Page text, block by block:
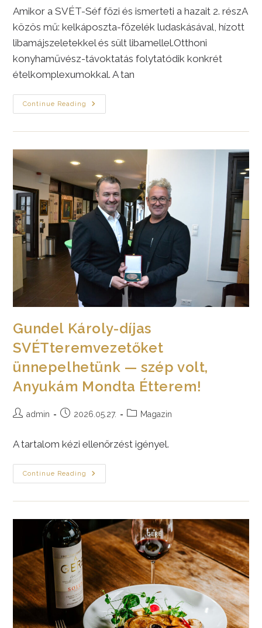
Amikor a SVÉT-Séf főzi és ismerteti a hazait 2. részA
közös mű: kelkáposzta-főzelék ludaskásával, hízott
libamájszeletekkel és sült libamellel.Otthoni
konyhaművész-távoktatás folytatódik konkrét
ételkomplexumokkal. A tan
Continue Reading
A
SéfIKON,
Ádám
Gundel Károly-díjas
SVÉTteremvezetőket
ünnepelhetünk — szép volt,
Anyukám Mondta Étterem!
Postadmin
Post2026.05.27.
PostMagazin
A tartalom kézi ellenőrzést igényel.
Continue Reading
Gundel
Károly-
Volt,
Anyukám
Mondta
Étterem!